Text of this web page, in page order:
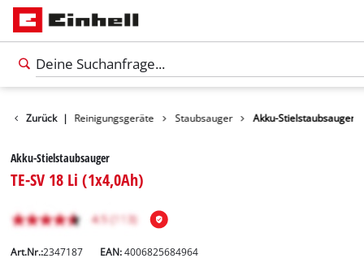
Zurück |
Produkte Reinigungsgeräte Staubsauger Akku-Stielstaubsauger
Akku-Stielstaubsauger
TE-SV 18 Li (1x4,0Ah)
Art.Nr.:2347187 EAN:4006825684964